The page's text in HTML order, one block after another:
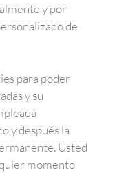
y por
de
para poder
y su
y después la
Usted
momento